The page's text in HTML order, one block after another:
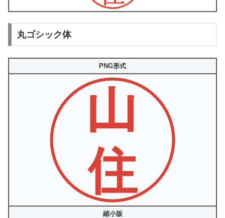
丸ゴシック体
PNG形式
縮小版